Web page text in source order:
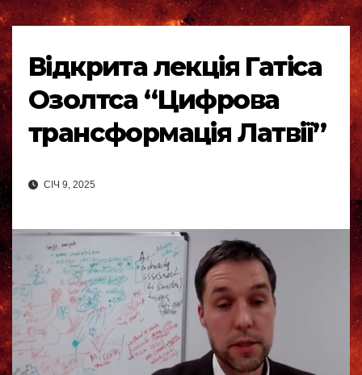
Відкрита лекція Гатіса
Озолтса “Цифрова
трансформація Латвії”
СІЧ 9, 2025